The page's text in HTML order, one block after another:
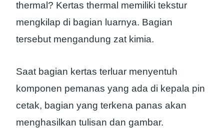
thermal? Kertas thermal memiliki tekstur
mengkilap di bagian luarnya. Bagian
tersebut mengandung zat kimia.
Saat bagian kertas terluar menyentuh
komponen pemanas yang ada di kepala pin
cetak, bagian yang terkena panas akan
menghasilkan tulisan dan gambar.